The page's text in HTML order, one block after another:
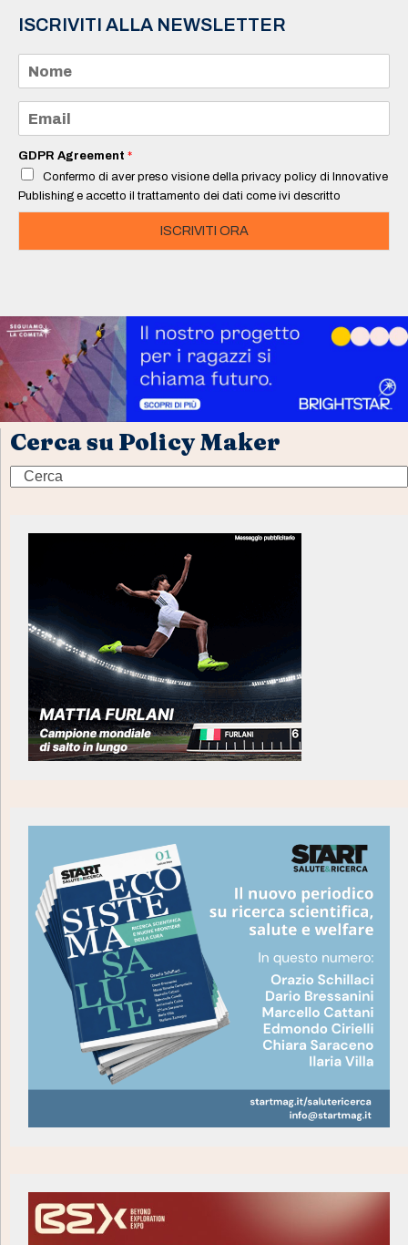
ISCRIVITI ALLA NEWSLETTER
m
e
a
i
*
GDPR Agreement *
Confermo di aver preso visione della privacy policy di Innovative
Publishing e accetto il trattamento dei dati come ivi descritto
ISCRIVITI ORA
Cerca su Policy Maker
Search